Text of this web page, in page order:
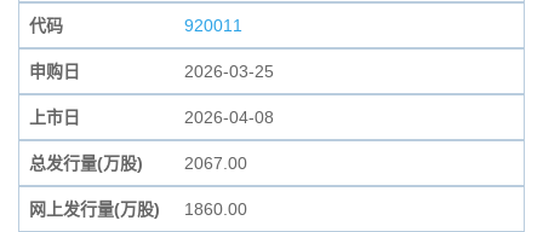
代码 920011
申购日 2026-03-25
上市日 2026-04-08
总发行量(万股) 2067.00
网上发行量(万股) 1860.00